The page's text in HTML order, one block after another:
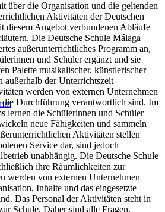
über die Organisation und die geltenden
Aktivitäten der Deutschen
diesem Angebot verbundenen Abläufe
Die Deutsche Schule Málaga
außerunterrichtliches Programm an,
und Schüler ergänzt und sie
Palette musikalischer, künstlerischer
der Unterrichtszeit
werden von externen Unternehmen
die Durchführung verantwortlich sind. Im
lernen die Schülerinnen und Schüler
neue Fähigkeiten und sammeln
Aktivitäten stellen
Service dar, sind jedoch
unabhängig. Die Deutsche Schule
ihre Räumlichkeiten zur
werden von externen Unternehmen
Inhalte und das eingesetzte
Das Personal der Aktivitäten steht in
Schule. Daher sind alle Fragen,